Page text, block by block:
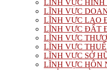
LĨNH VỰC HÌNH
LĨNH VỰC
LĨNH VỰC LAO
LĨNH VỰC ĐẤT
LĨNH VỰC
LĨNH VỰC THUẾ
LĨNH VỰC SỞ
LĨNH VỰC HÔN